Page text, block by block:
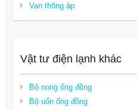
Van thông áp
Vật tư điện lạnh khác
Bộ nong ống đồng
Bộ uốn ống đồng